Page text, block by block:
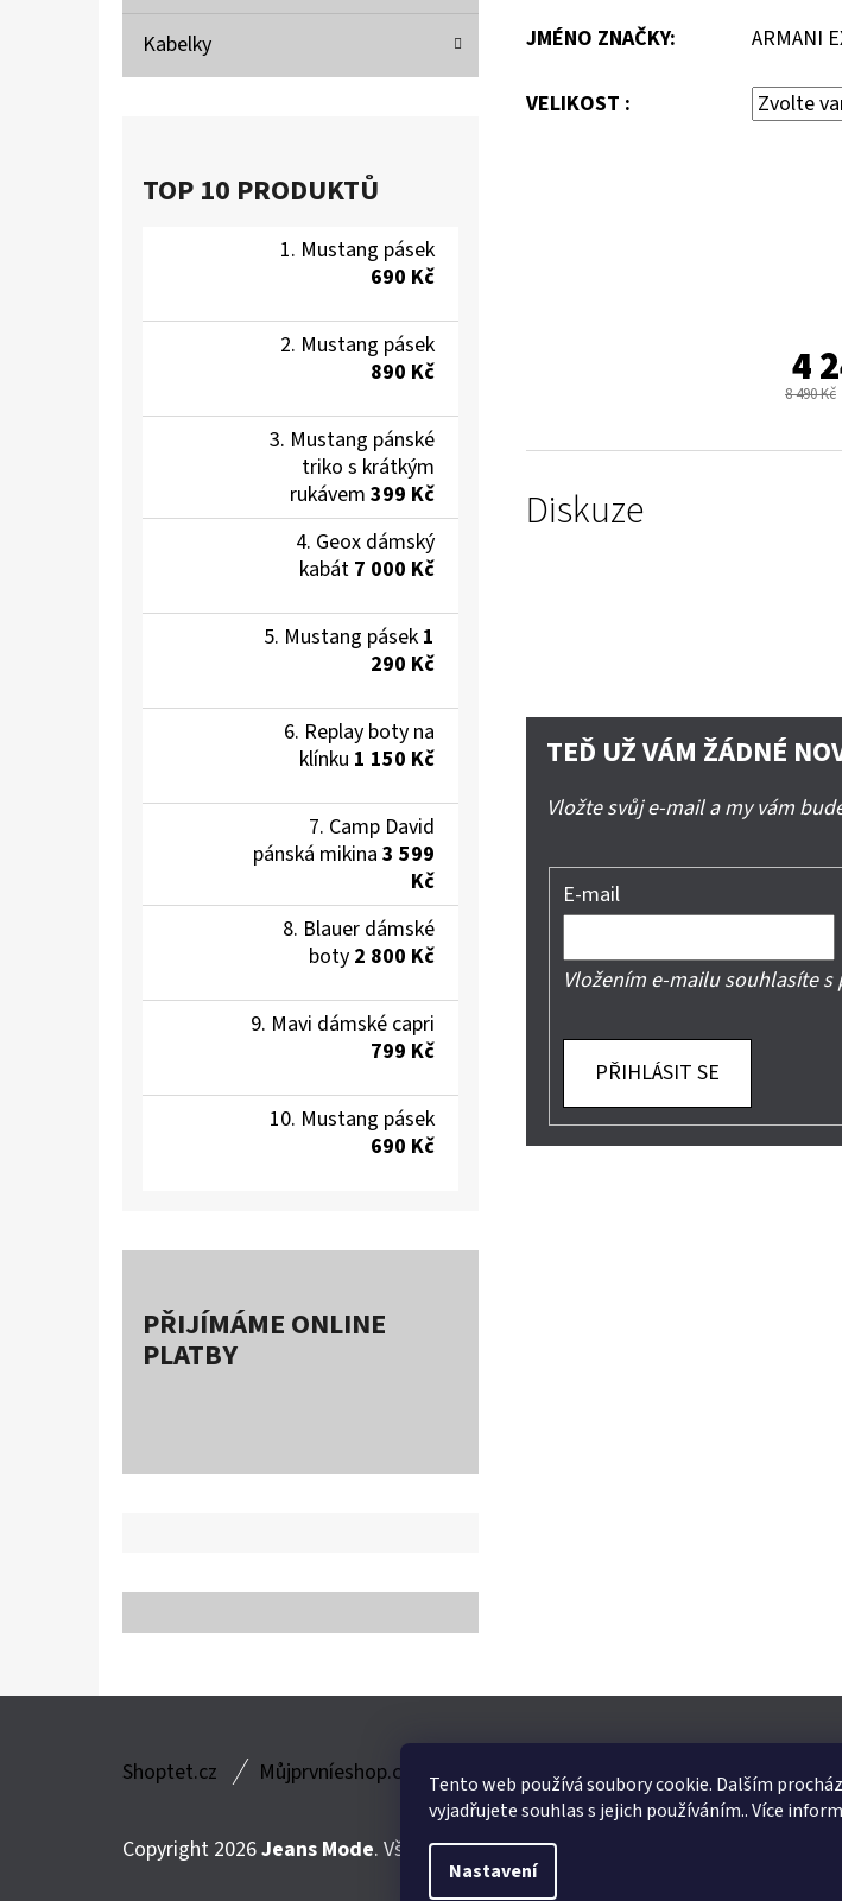
Tento web používá soubory cookie. Dalším
vyjadřujete souhlas s jejich používáním.. Více
Nastavení
Kabelky
TOP 10 PRODUKTŮ
Mustang pásek
690 Kč
Mustang pásek
890 Kč
Mustang pánské
triko s krátkým
rukávem 399 Kč
Geox dámský
kabát 7 000 Kč
Mustang pásek 1
290 Kč
Replay boty na
klínku 1 150 Kč
Camp David
pánská mikina 3 599
Kč
Blauer dámské
boty 2 800 Kč
Mavi dámské capri
799 Kč
Mustang pásek
690 Kč
PŘIJÍMÁME ONLINE
PLATBY
JMÉNO ZNAČKY: ARMANI
VELIKOST :
4
8 490 Kč
Diskuze
TEĎ UŽ VÁM ŽÁDNÉ
Vložte svůj e-mail a my vám
E-mail
Vložením e-mailu souhlasíte s
PŘIHLÁSIT SE
Shoptet.cz
Můjprvníeshop.cz
Copyright 2026Jeans Mode. Všechna práva vyhrazena.